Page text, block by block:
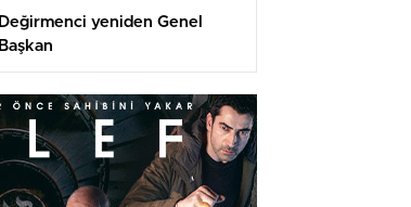
Değirmenci yeniden Genel
Başkan